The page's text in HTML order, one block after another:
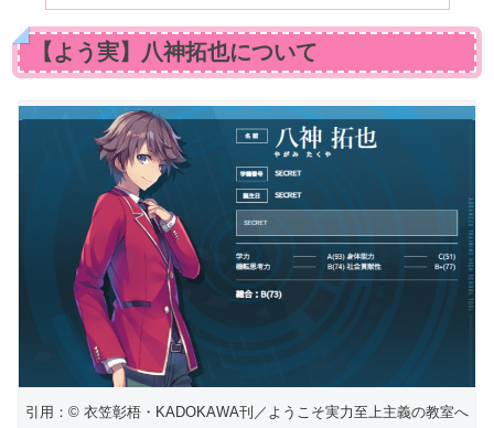
【よう実】八神拓也について
引用：© 衣笠彰梧・KADOKAWA刊／ようこそ実力至上主義の教室へ